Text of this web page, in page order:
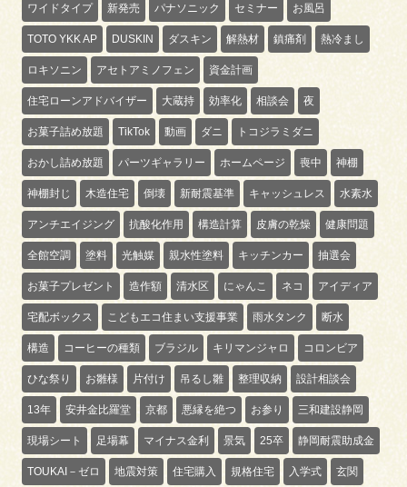
ワイドタイプ 新発売 パナソニック セミナー お風呂
TOTO YKK AP DUSKIN ダスキン 解熱材 鎮痛剤 熱冷まし
ロキソニン アセトアミノフェン 資金計画
住宅ローンアドバイザー 大蔵持 効率化 相談会 夜
お菓子詰め放題 TikTok 動画 ダニ トコジラミダニ
おかし詰め放題 パーツギャラリー ホームページ 喪中 神棚
神棚封じ 木造住宅 倒壊 新耐震基準 キャッシュレス 水素水
アンチエイジング 抗酸化作用 構造計算 皮膚の乾燥 健康問題
全館空調 塗料 光触媒 親水性塗料 キッチンカー 抽選会
お菓子プレゼント 造作額 清水区 にゃんこ ネコ アイディア
宅配ボックス こどもエコ住まい支援事業 雨水タンク 断水
構造 コーヒーの種類 ブラジル キリマンジャロ コロンビア
ひな祭り お雛様 片付け 吊るし雛 整理収納 設計相談会
13年 安井金比羅堂 京都 悪縁を絶つ お参り 三和建設静岡
現場シート 足場幕 マイナス金利 景気 25卒 静岡耐震助成金
TOUKAI－ゼロ 地震対策 住宅購入 規格住宅 入学式 玄関